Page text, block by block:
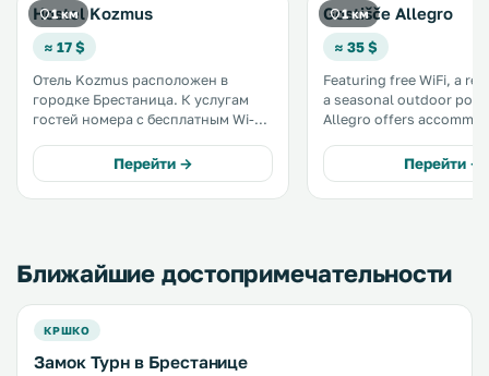
1 км
Hostel Kozmus
≈ 17 $
Отель Kozmus расположен в
городке Брестаница. К услугам
гостей номера с бесплатным Wi-Fi,
числе прочих удобств помещения
для совещаний, общий лаундж и
прачечная. .
Перейти →
1 км
Gostišče Allegro
≈ 35 $
Featuring free WiFi, a
a seasonal outdoor
Allegro offers
terrace and views of the
guests can enjoy a drink
Перейти →
Ближайшие достопримечательности
КРШКО
Замок Турн в Брестанице